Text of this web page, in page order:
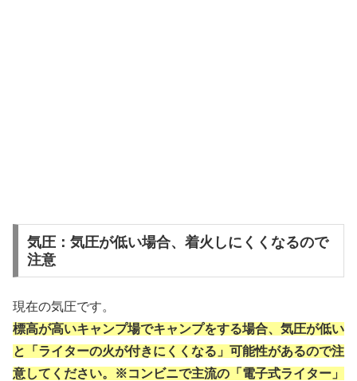
気圧：気圧が低い場合、着火しにくくなるので
注意
現在の気圧です。
標高が高いキャンプ場でキャンプをする場合、気圧が低い
と「ライターの火が付きにくくなる」可能性があるので注
意してください。※コンビニで主流の「電子式ライター」